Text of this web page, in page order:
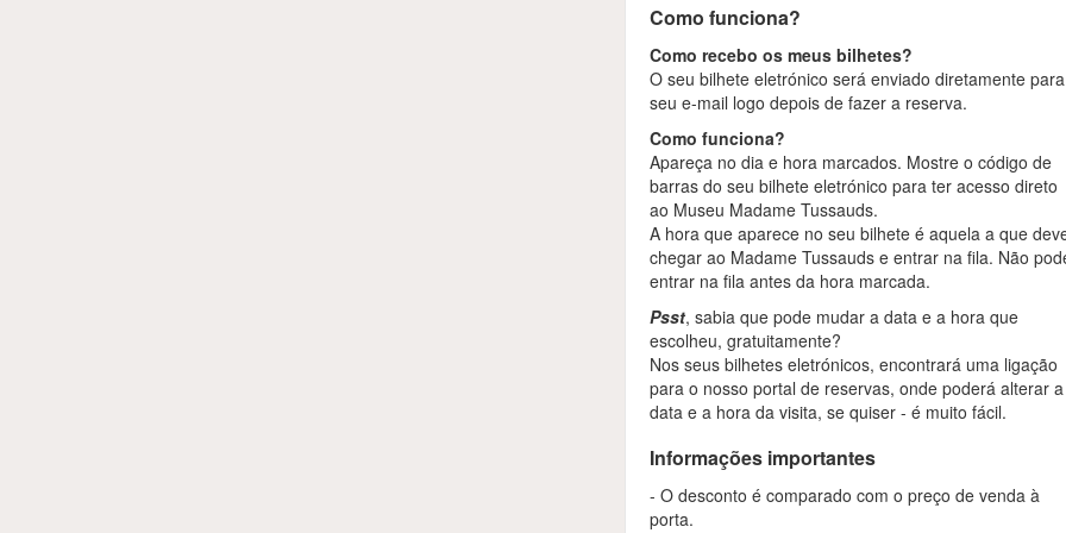
Como funciona?
Como recebo os meus bilhetes?
O seu bilhete eletrónico será enviado diretamente
seu e-mail logo depois de fazer a reserva.
Como funciona?
Apareça no dia e hora marcados. Mostre o código de
barras do seu bilhete eletrónico para ter acesso direto
ao Museu Madame Tussauds.
A hora que aparece no seu bilhete é aquela a que
chegar ao Madame Tussauds e entrar na fila. Não
entrar na fila antes da hora marcada.
Psst, sabia que pode mudar a data e a hora que
escolheu, gratuitamente?
Nos seus bilhetes eletrónicos, encontrará uma ligação
para o nosso portal de reservas, onde poderá alterar a
data e a hora da visita, se quiser - é muito fácil.
Informações importantes
- O desconto é comparado com o preço de venda à
porta.